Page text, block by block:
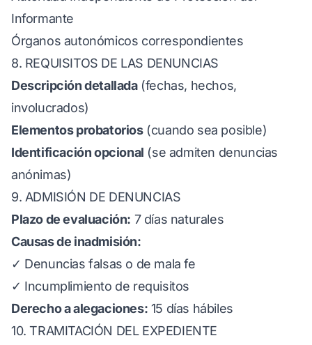
Informante
Órganos autonómicos correspondientes
8. REQUISITOS DE LAS DENUNCIAS
Descripción detallada(fechas, hechos,
involucrados)
Elementos probatorios(cuando sea posible)
Identificación opcional (se admiten denuncias
anónimas)
9. ADMISIÓN DE DENUNCIAS
Plazo de evaluación: 7 días naturales
Causas de inadmisión:
✓ Denuncias falsas o de mala fe
✓ Incumplimiento de requisitos
Derecho a alegaciones: 15 días hábiles
10. TRAMITACIÓN DEL EXPEDIENTE